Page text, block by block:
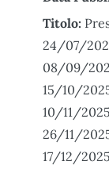
Titolo:
24/07/
08/09/
15/10/
10/11/
26/11/
17/12/